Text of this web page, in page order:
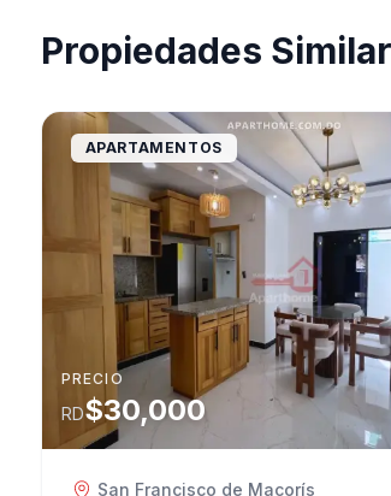
Propiedades
APARTAMENTOS
PRECIO
RD$30,000
San Francisco de Macorís